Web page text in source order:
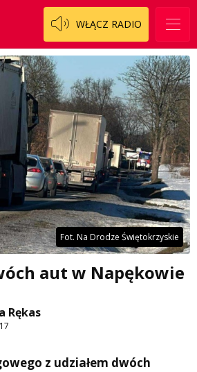
WŁĄCZ RADIO
Fot. Na Drodze Świętokrzyskie
aut w Napękowie
Rękas
z udziałem dwóch